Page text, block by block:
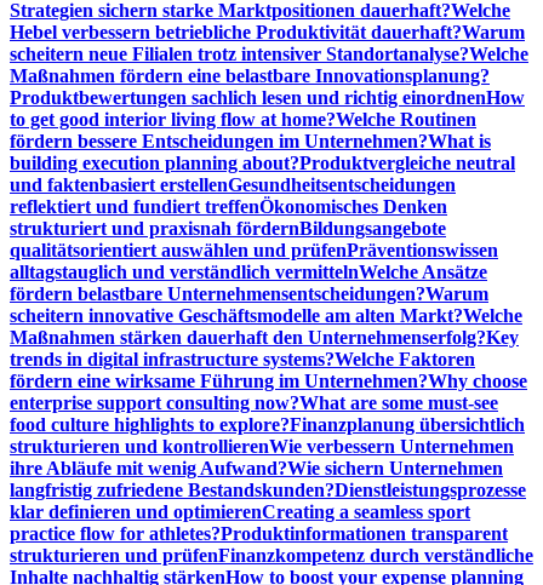
Strategien sichern starke Marktpositionen dauerhaft?Welche
Hebel verbessern betriebliche Produktivität dauerhaft?Warum
scheitern neue Filialen trotz intensiver Standortanalyse?Welche
Maßnahmen fördern eine belastbare Innovationsplanung?
Produktbewertungen sachlich lesen und richtig einordnenHow
to get good interior living flow at home?Welche Routinen
fördern bessere Entscheidungen im Unternehmen?What is
building execution planning about?Produktvergleiche neutral
und faktenbasiert erstellenGesundheitsentscheidungen
reflektiert und fundiert treffenÖkonomisches Denken
strukturiert und praxisnah fördernBildungsangebote
qualitätsorientiert auswählen und prüfenPräventionswissen
alltagstauglich und verständlich vermittelnWelche Ansätze
fördern belastbare Unternehmensentscheidungen?Warum
scheitern innovative Geschäftsmodelle am alten Markt?Welche
Maßnahmen stärken dauerhaft den Unternehmenserfolg?Key
trends in digital infrastructure systems?Welche Faktoren
fördern eine wirksame Führung im Unternehmen?Why choose
enterprise support consulting now?What are some must-see
food culture highlights to explore?Finanzplanung übersichtlich
strukturieren und kontrollierenWie verbessern Unternehmen
ihre Abläufe mit wenig Aufwand?Wie sichern Unternehmen
langfristig zufriedene Bestandskunden?Dienstleistungsprozesse
klar definieren und optimierenCreating a seamless sport
practice flow for athletes?Produktinformationen transparent
strukturieren und prüfenFinanzkompetenz durch verständliche
Inhalte nachhaltig stärkenHow to boost your expense planning